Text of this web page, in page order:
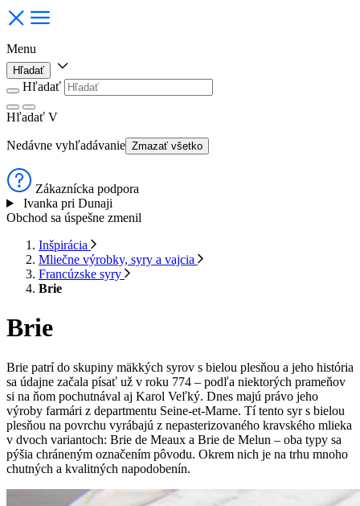
Menu
Hľadať
Hľadať
Hľadať V
Nedávne vyhľadávanie Zmazať všetko
Zákaznícka podpora
Ivanka pri Dunaji
Obchod sa úspešne zmenil
Inšpirácia
Mliečne výrobky, syry a vajcia
Francúzske syry
Brie
Brie
Brie patrí do skupiny mäkkých syrov s bielou plesňou a jeho história
sa údajne začala písať už v roku 774 – podľa niektorých prameňov
si na ňom pochutnával aj Karol Veľký. Dnes majú právo jeho
výroby farmári z departmentu Seine-et-Marne. Tí tento syr s bielou
plesňou na povrchu vyrábajú z nepasterizovaného kravského mlieka
v dvoch variantoch: Brie de Meaux a Brie de Melun – oba typy sa
pýšia chráneným označením pôvodu. Okrem nich je na trhu mnoho
chutných a kvalitných napodobenín.